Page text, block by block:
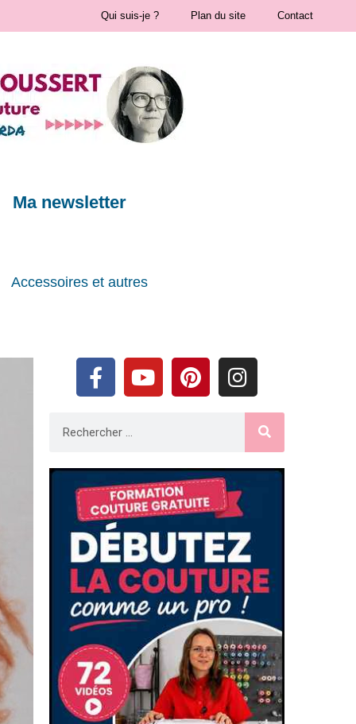
Qui suis-je ? Plan du site Contact
Ma newsletter
Accessoires et autres